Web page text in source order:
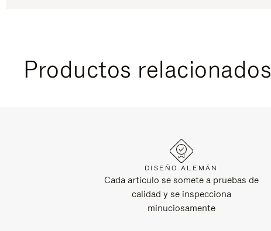
Productos relacionados
DISEÑO ALEMÁN
Cada artículo se somete a pruebas de
calidad y se inspecciona
minuciosamente